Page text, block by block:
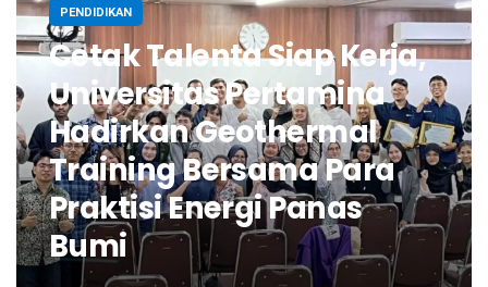
PENDIDIKAN
Cetak Talenta Siap Kerja,
Universitas Pertamina
Hadirkan Geothermal
Training Bersama Para
Praktisi Energi Panas
Bumi